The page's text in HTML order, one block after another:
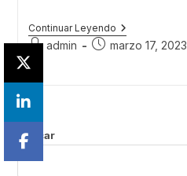
Continuar Leyendo¡La
Primavera
Llegó!
Autor
de
admin
Publicación
marzo 17, 2023
Buscar